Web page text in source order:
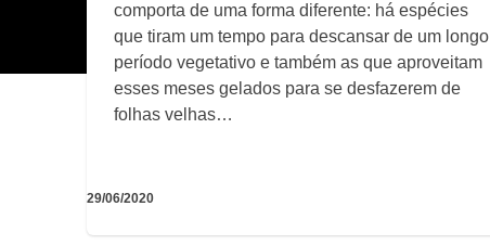
comporta de uma forma diferente: há espécies
que tiram um tempo para descansar de um longo
período vegetativo e também as que aproveitam
esses meses gelados para se desfazerem de
folhas velhas…
29/06/2020